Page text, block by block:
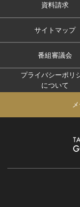
資料請求
サイトマップ
番組審議会
プライバシーポリ
について